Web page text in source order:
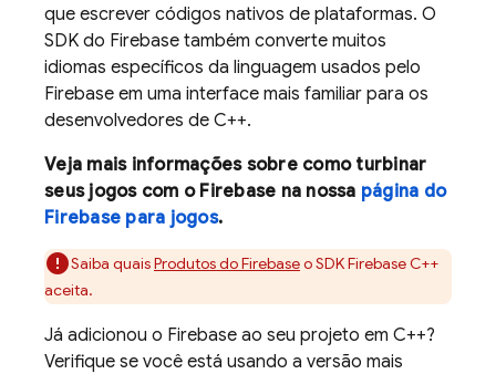
que escrever códigos nativos de plataformas. O
SDK do Firebase também converte muitos
idiomas específicos da linguagem usados pelo
Firebase em uma interface mais familiar para os
desenvolvedores de C++.
Veja mais informações sobre como turbinar
seus jogos com o Firebase na nossa página do
Firebase para jogos.
Saiba quaisProdutos do Firebaseo SDKFirebaseC++
aceita.
Já adicionou o Firebase ao seu projeto em C++?
Verifique se você está usando a versão mais